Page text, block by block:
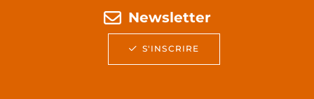
Newsletter
S'INSCRIRE